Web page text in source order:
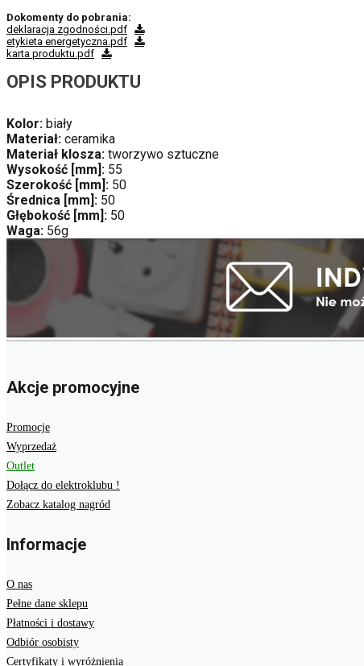
Dokomenty do pobrania:
deklaracja zgodności.pdf
etykieta energetyczna.pdf
karta produktu.pdf
OPIS PRODUKTU
Kolor: biały
Materiał: ceramika
Materiał klosza: tworzywo sztuczne
Wysokość [mm]: 55
Szerokość [mm]: 50
Średnica [mm]: 50
Głębokość [mm]: 50
Waga: 56g
Akcje promocyjne
Promocje
Wyprzedaż
Outlet
Dołącz do elektroklubu !
Zobacz katalog nagród
Informacje
O nas
Pełne dane sklepu
Płatności i dostawy
Odbiór osobisty
Certyfikaty i wyróżnienia